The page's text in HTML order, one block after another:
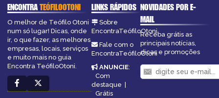
ENCONTRATEÓFILOOTONI
O melhor de Teófilo Otoni
num só lugar! Dicas, onde
ir, o que fazer, as melhores
empresas, locais, serviços
e muito mais no guia
Encontra TeófiloOtoni.
LINKS RÁPIDOS
Sobre
EncontraTeófiloOtoni
Fale com o
EncontraTeófiloOtoni
ANUNCIE:
Com
destaque
Grátis
NOVIDADES POR E-
MAIL
Receba grátis as
principais notícias,
dicas e promoções